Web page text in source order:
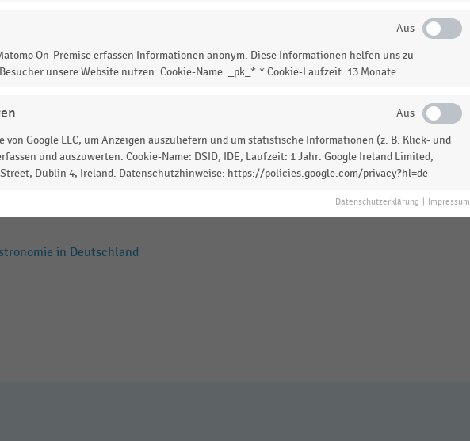
in Deutschland
in Deutschland
in Deutschland
in Deutschland
On-Premise erfassen Informationen anonym. Diese Informationen helfen uns zu
unsere Website nutzen. Cookie-Name: _pk_*.* Cookie-Laufzeit: 13 Monate
von Google LLC, um Anzeigen auszuliefern und um statistische Informationen (z. B. Klick- und
und auszuwerten. Cookie-Name: DSID, IDE, Laufzeit: 1 Jahr. Google Ireland Limited,
Street, Dublin 4, Ireland. Datenschutzhinweise: https://policies.google.com/privacy?hl=de
Datenschutzerklärung Impressum